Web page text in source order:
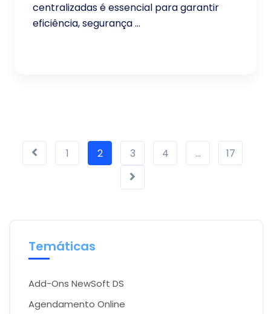
centralizadas é essencial para garantir
eficiência, segurança ...
1 2 3 4 … 17
Temáticas
Add-Ons NewSoft DS
Agendamento Online